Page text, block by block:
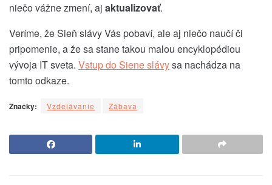
niečo vážne zmení, aj aktualizovať.
Veríme, že Sieň slávy Vás pobaví, ale aj niečo naučí či
pripomenie, a že sa stane takou malou encyklopédiou
vývoja IT sveta. Vstup do Siene slávysa nachádza na
tomto odkaze.
Značky: Vzdelávanie Zábava